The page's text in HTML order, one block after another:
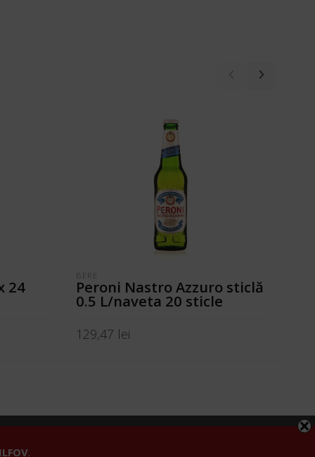
24
BERE
Peroni Nastro Azzuro sticlă
0.5 L/naveta 20 sticle
129,47 lei
.